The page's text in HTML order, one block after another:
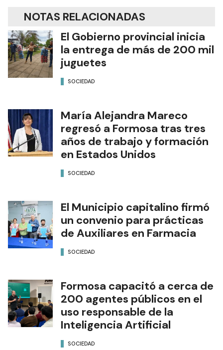
NOTAS RELACIONADAS
El Gobierno provincial inicia
la entrega de más de 200 mil
juguetes
SOCIEDAD
María Alejandra Mareco
regresó a Formosa tras tres
años de trabajo y formación
en Estados Unidos
SOCIEDAD
El Municipio capitalino firmó
un convenio para prácticas
de Auxiliares en Farmacia
SOCIEDAD
Formosa capacitó a cerca de
200 agentes públicos en el
uso responsable de la
Inteligencia Artificial
SOCIEDAD